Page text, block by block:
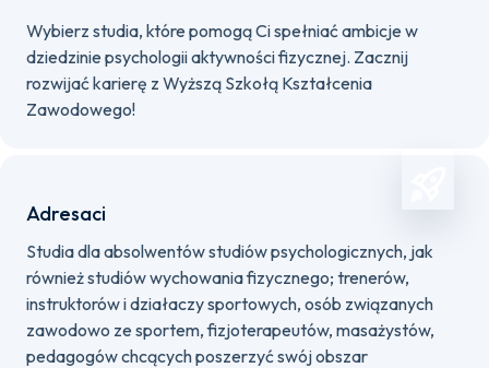
Wybierz studia, które pomogą Ci spełniać ambicje w
dziedzinie psychologii aktywności fizycznej. Zacznij
rozwijać karierę z Wyższą Szkołą Kształcenia
Zawodowego!
Adresaci
Studia dla absolwentów studiów psychologicznych, jak
również studiów wychowania fizycznego; trenerów,
instruktorów i działaczy sportowych, osób związanych
zawodowo ze sportem, fizjoterapeutów, masażystów,
pedagogów chcących poszerzyć swój obszar